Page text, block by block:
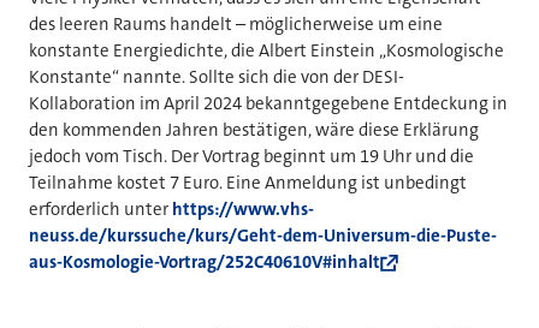
des leeren Raums handelt – möglicherweise um eine
konstante Energiedichte, die Albert Einstein „Kosmologische
Konstante“ nannte. Sollte sich die von der DESI-
Kollaboration im April 2024 bekanntgegebene Entdeckung in
den kommenden Jahren bestätigen, wäre diese Erklärung
jedoch vom Tisch. Der Vortrag beginnt um 19 Uhr und die
Teilnahme kostet 7 Euro. Eine Anmeldung ist unbedingt
erforderlich unter https://www.vhs-
neuss.de/kurssuche/kurs/Geht-dem-Universum-die-Puste-
aus-Kosmologie-Vortrag/252C40610V#inhalt